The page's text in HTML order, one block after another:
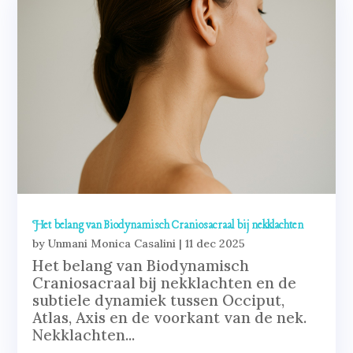
Het belang van Biodynamisch Craniosacraal bij nekklachten
byUnmani Monica Casalini |11 dec 2025
Het belang van Biodynamisch
Craniosacraal bij nekklachten en de
subtiele dynamiek tussen Occiput,
Atlas, Axis en de voorkant van de nek.
Nekklachten...